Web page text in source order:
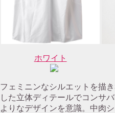
ホワイト
フェミニンなシルエットを描
した立体ディテールでコンサ
よりなデザインを意識。中肉